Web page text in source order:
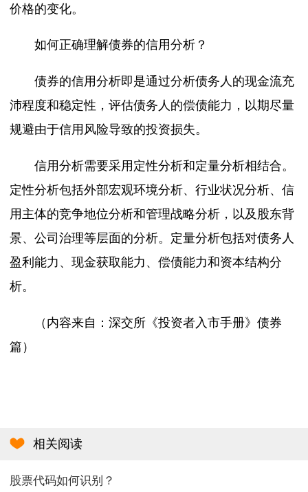
价格的变化。
如何正确理解债券的信用分析？
债券的信用分析即是通过分析债务人的现金流充
沛程度和稳定性，评估债务人的偿债能力，以期尽量
规避由于信用风险导致的投资损失。
信用分析需要采用定性分析和定量分析相结合。
定性分析包括外部宏观环境分析、行业状况分析、信
用主体的竞争地位分析和管理战略分析，以及股东背
景、公司治理等层面的分析。定量分析包括对债务人
盈利能力、现金获取能力、偿债能力和资本结构分
析。
（内容来自：深交所《投资者入市手册》债券
篇）
相关阅读
股票代码如何识别？